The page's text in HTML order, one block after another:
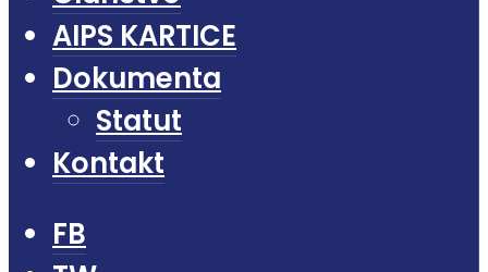
AIPS KARTICE
Dokumenta
Statut
Kontakt
FB